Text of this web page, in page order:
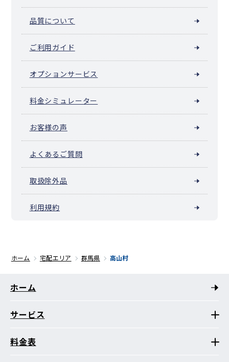
品質について
ご利用ガイド
オプションサービス
料金シミュレーター
お客様の声
よくあるご質問
取扱除外品
利用規約
ホーム 宅配エリア 群馬県 高山村
ホーム
サービス
料金表